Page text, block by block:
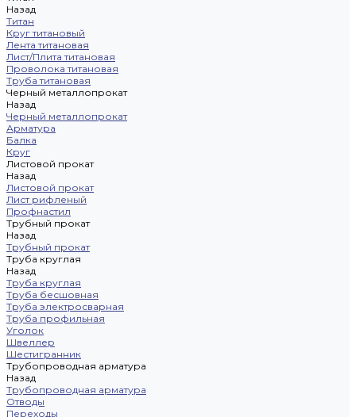
Назад
Титан
Круг титановый
Лента титановая
Лист/Плита титановая
Проволока титановая
Труба титановая
Черный металлопрокат
Назад
Черный металлопрокат
Арматура
Балка
Круг
Листовой прокат
Назад
Листовой прокат
Лист рифленый
Профнастил
Трубный прокат
Назад
Трубный прокат
Труба круглая
Назад
Труба круглая
Труба бесшовная
Труба электросварная
Труба профильная
Уголок
Швеллер
Шестигранник
Трубопроводная арматура
Назад
Трубопроводная арматура
Отводы
Переходы